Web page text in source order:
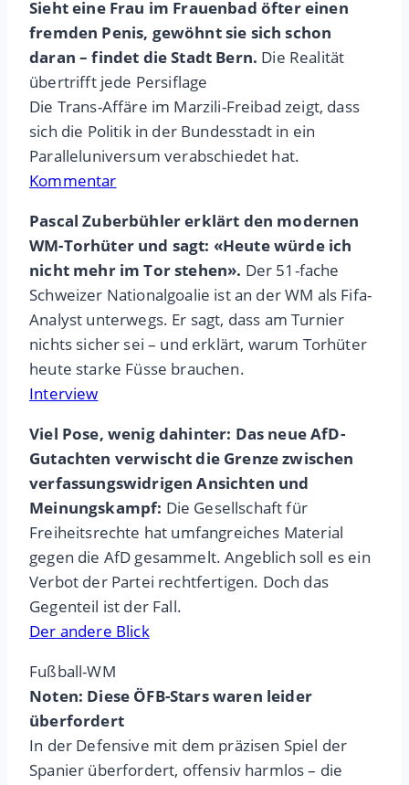
Sieht eine Frau im Frauenbad öfter einen
fremden Penis, gewöhnt sie sich schon
daran – findet die Stadt Bern. Die Realität
übertrifft jede Persiflage
Die Trans-Affäre im Marzili-Freibad zeigt, dass
sich die Politik in der Bundesstadt in ein
Paralleluniversum verabschiedet hat.
Kommentar
Pascal Zuberbühler erklärt den modernen
WM-Torhüter und sagt: «Heute würde ich
nicht mehr im Tor stehen». Der 51-fache
Schweizer Nationalgoalie ist an der WM als Fifa-
Analyst unterwegs. Er sagt, dass am Turnier
nichts sicher sei – und erklärt, warum Torhüter
heute starke Füsse brauchen.
Interview
Viel Pose, wenig dahinter: Das neue AfD-
Gutachten verwischt die Grenze zwischen
verfassungswidrigen Ansichten und
Meinungskampf: Die Gesellschaft für
Freiheitsrechte hat umfangreiches Material
gegen die AfD gesammelt. Angeblich soll es ein
Verbot der Partei rechtfertigen. Doch das
Gegenteil ist der Fall.
Der andere Blick
Fußball-WM
Noten: Diese ÖFB-Stars waren leider
überfordert
In der Defensive mit dem präzisen Spiel der
Spanier überfordert, offensiv harmlos – die